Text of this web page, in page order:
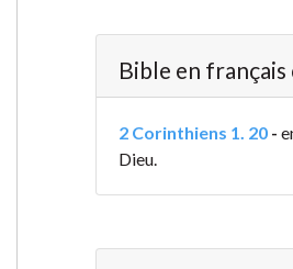
Bible en
2 Corinthiens 1. 20-
Dieu.